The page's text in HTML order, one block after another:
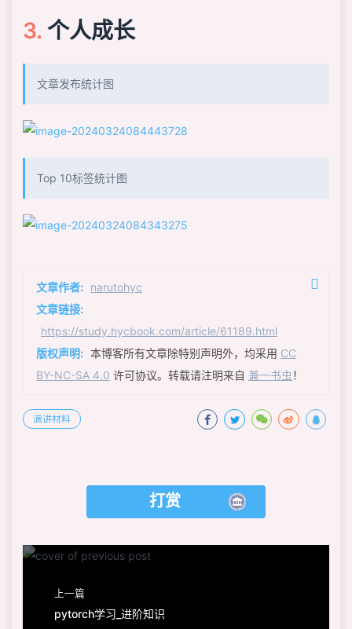
个人成长
文章发布统计图
Top 10标签统计图
文章作者: narutohyc
文章链接:
https://study.hycbook.com/article/61189.html
版权声明: 本博客所有文章除特别声明外，均采用 CC
BY-NC-SA 4.0 许可协议。转载请注明来自 兼一书虫 ！
演讲材料
打赏
上一篇
pytorch学习_进阶知识